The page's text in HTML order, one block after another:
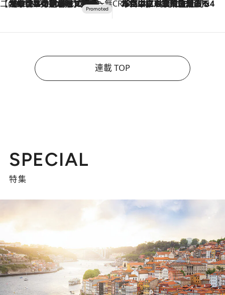
【CREA×星野リゾート】唯一無二。癒しと発見が待つ場所へ
2026.8.7
【トンボの足水浴】ヒノキの香りに包まれて涼感マックス！約13℃の湧水かけ流しを避暑地「星野温泉 トンボの湯」で体験 CREA'S CHOICE
2026.8.7
「立川にも歌舞伎があるんだよ」 片岡仁左衛門・市川中車ら豪華座組みで4年目の立川立飛歌舞伎へ
連載 TOP
SPECIAL
特集